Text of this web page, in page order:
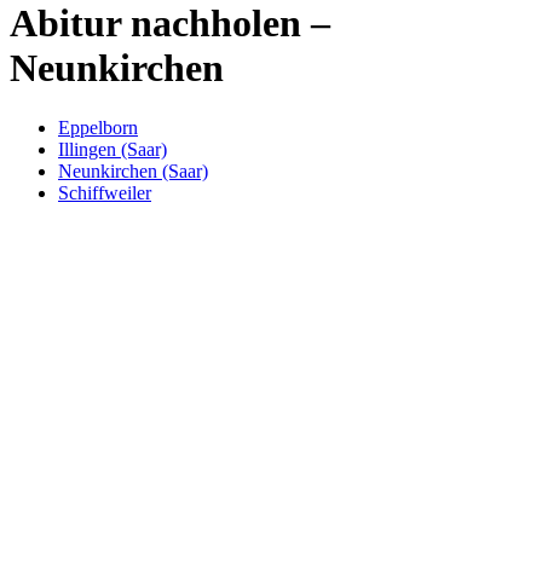
Abitur nachholen –
Neunkirchen
Eppelborn
Illingen (Saar)
Neunkirchen (Saar)
Schiffweiler